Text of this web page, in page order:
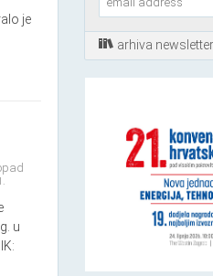
je
u
arhiva